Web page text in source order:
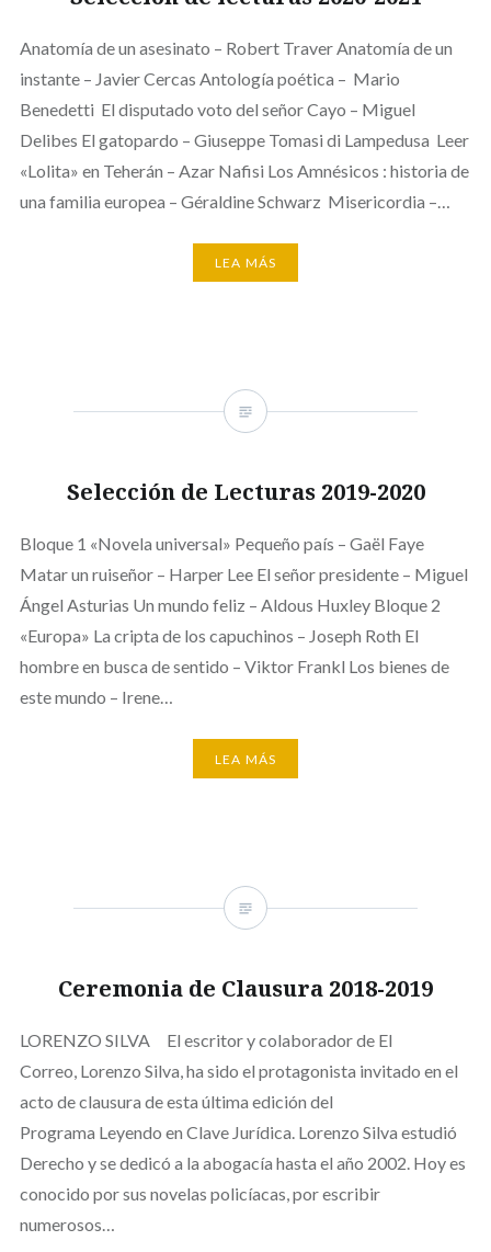
Anatomía de un asesinato – Robert Traver Anatomía de un
instante – Javier Cercas Antología poética – Mario
Benedetti El disputado voto del señor Cayo – Miguel
Delibes El gatopardo – Giuseppe Tomasi di Lampedusa Leer
«Lolita» en Teherán – Azar Nafisi Los Amnésicos : historia de
una familia europea – Géraldine Schwarz Misericordia –…
LEA MÁS
Selección de Lecturas 2019-2020
Bloque 1 «Novela universal» Pequeño país – Gaël Faye
Matar un ruiseñor – Harper Lee El señor presidente – Miguel
Ángel Asturias Un mundo feliz – Aldous Huxley Bloque 2
«Europa» La cripta de los capuchinos – Joseph Roth El
hombre en busca de sentido – Viktor Frankl Los bienes de
este mundo – Irene…
LEA MÁS
Ceremonia de Clausura 2018-2019
LORENZO SILVA El escritor y colaborador de El
Correo, Lorenzo Silva, ha sido el protagonista invitado en el
acto de clausura de esta última edición del
Programa Leyendo en Clave Jurídica. Lorenzo Silva estudió
Derecho y se dedicó a la abogacía hasta el año 2002. Hoy es
conocido por sus novelas policíacas, por escribir
numerosos…